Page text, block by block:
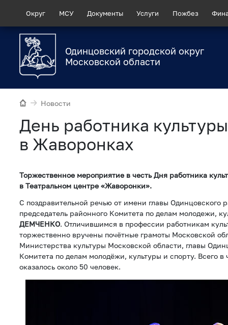
Округ МСУ Документы Услуги Пожбез
Одинцовский городской округ
Московской области
Новости
День работника
в Жаворонках
Торжественное мероприятие в честь Дня работника
в Театральном центре «Жаворонки».
С поздравительной речью от имени главы Одинцовского
председатель районного Комитета по делам молодежи,
ДЕМЧЕНКО. Отличившимся в профессии работникам
торжественно вручены почётные грамоты Московской
Министерства культуры Московской области, главы
Комитета по делам молодёжи, культуры и спорту. Всего
оказалось около 50 человек.